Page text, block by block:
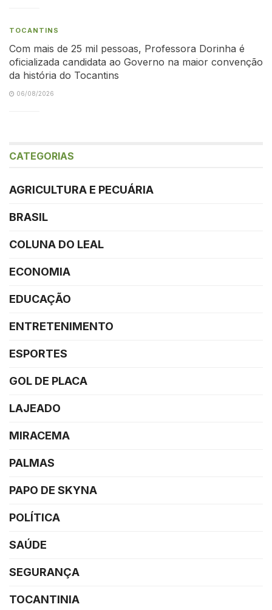
TOCANTINS
Com mais de 25 mil pessoas, Professora Dorinha é
oficializada candidata ao Governo na maior convenção
da história do Tocantins
06/08/2026
CATEGORIAS
AGRICULTURA E PECUÁRIA
BRASIL
COLUNA DO LEAL
ECONOMIA
EDUCAÇÃO
ENTRETENIMENTO
ESPORTES
GOL DE PLACA
LAJEADO
MIRACEMA
PALMAS
PAPO DE SKYNA
POLÍTICA
SAÚDE
SEGURANÇA
TOCANTINIA